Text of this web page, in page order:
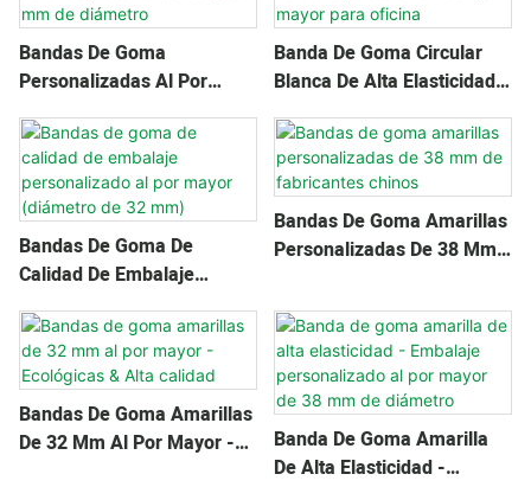
Bandas De Goma
Personalizadas Al Por
Mayor: Coloridas, De Alta
Calidad, 38 Mm De
Diámetro
Banda De Goma Circular
Blanca De Alta Elasticidad -
Tamaño Personalizado Al
Por Mayor Para Oficina
Bandas De Goma De
Calidad De Embalaje
Personalizado Al Por Mayor
(diámetro De 32 Mm)
Bandas De Goma Amarillas
Personalizadas De 38 Mm
Bandas De Goma Amarillas
De 32 Mm Al Por Mayor -
Banda De Goma Amarilla
De Alta Elasticidad -